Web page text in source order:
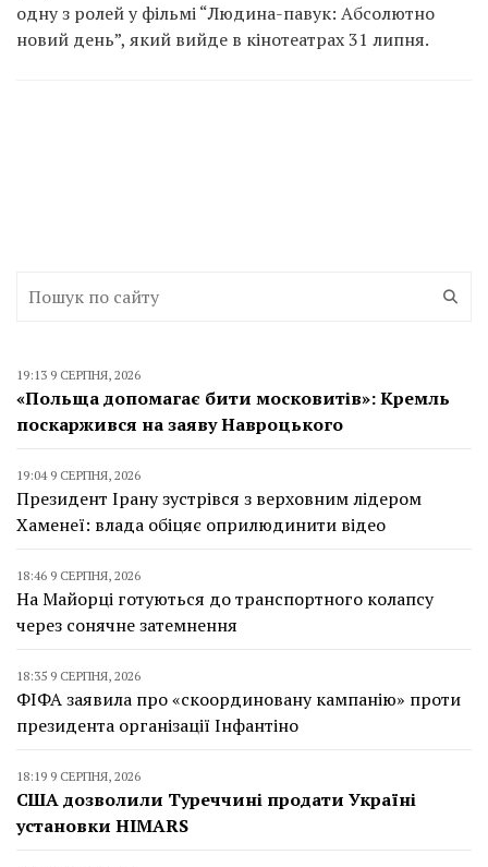
одну з ролей у фільмі “Людина-павук: Абсолютно
новий день”, який вийде в кінотеатрах 31 липня.
19:13 9 СЕРПНЯ, 2026
«Польща допомагає бити московитів»: Кремль
поскаржився на заяву Навроцького
19:04 9 СЕРПНЯ, 2026
Президент Ірану зустрівся з верховним лідером
Хаменеї: влада обіцяє оприлюдинити відео
18:46 9 СЕРПНЯ, 2026
На Майорці готуються до транспортного колапсу
через сонячне затемнення
18:35 9 СЕРПНЯ, 2026
ФІФА заявила про «скоординовану кампанію» проти
президента організації Інфантіно
18:19 9 СЕРПНЯ, 2026
США дозволили Туреччині продати Україні
установки HIMARS